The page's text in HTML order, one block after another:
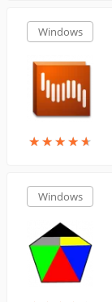
Windows
★★★★★
★★★★★
Windows